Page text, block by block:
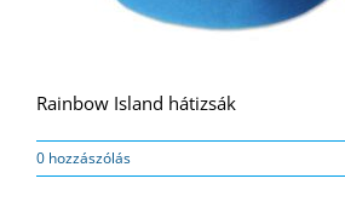
Rainbow Island hátizsák
0 hozzászólás